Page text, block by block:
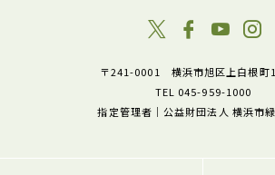
〒241-0001 横浜市旭区上白根町
TEL 045-959-1000
指定管理者｜公益財団法人 横浜市